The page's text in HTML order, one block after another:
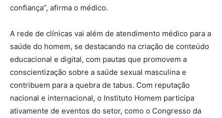
confiança”, afirma o médico.
A rede de clínicas vai além de atendimento médico para a
saúde do homem, se destacando na criação de conteúdo
educacional e digital, com pautas que promovem a
conscientização sobre a saúde sexual masculina e
contribuem para a quebra de tabus. Com reputação
nacional e internacional, o Instituto Homem participa
ativamente de eventos do setor, como o Congresso da